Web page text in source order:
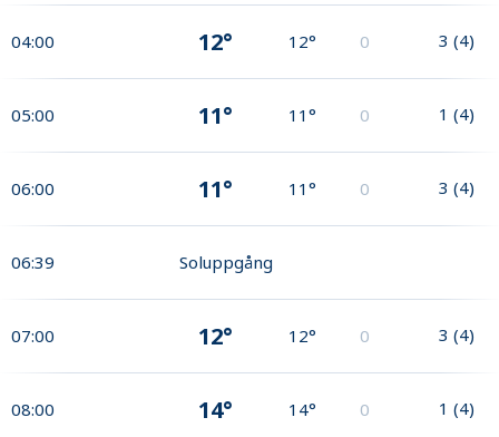
04:00 12° 12° 0 3 (4)
05:00 11° 11° 0 1 (4)
06:00 11° 11° 0 3 (4)
06:39 Soluppgång
07:00 12° 12° 0 3 (4)
08:00 14° 14° 0 1 (4)